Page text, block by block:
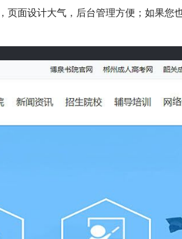
面设计大气，后台管理方便；如果